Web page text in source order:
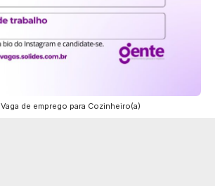
Vaga de emprego para Cozinheiro(a)